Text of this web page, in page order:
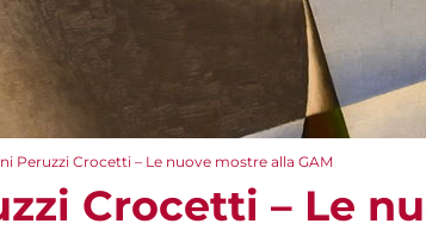
Peruzzi Crocetti – Le nuove mostre alla GAM
Crocetti – Le